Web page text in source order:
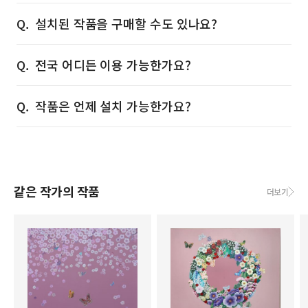
설치된 작품을 구매할 수도 있나요?
전국 어디든 이용 가능한가요?
작품은 언제 설치 가능한가요?
같은 작가의 작품 더보기